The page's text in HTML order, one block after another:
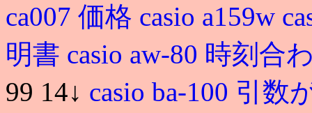
ca007 価格 casio a159w
明書 casio aw-80 時刻合
99 14↓ casio ba-100 引